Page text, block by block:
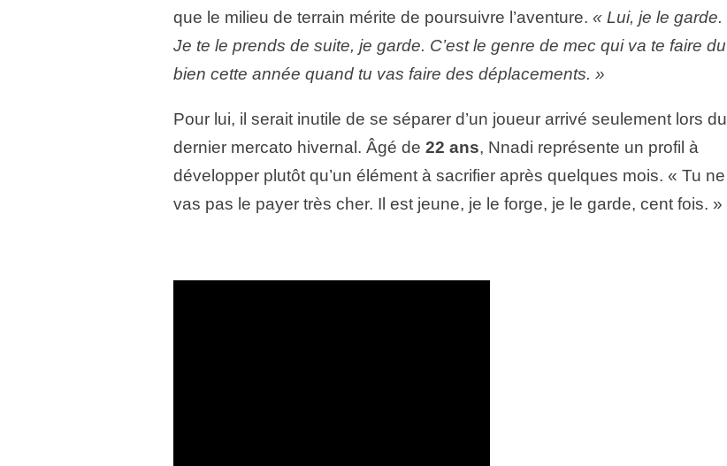
que le milieu de terrain mérite de poursuivre l’aventure. « Lui, je le garde.
Je te le prends de suite, je garde. C’est le genre de mec qui va te faire du
bien cette année quand tu vas faire des déplacements. »
Pour lui, il serait inutile de se séparer d’un joueur arrivé seulement lors du
dernier mercato hivernal. Âgé de 22 ans, Nnadi représente un profil à
développer plutôt qu’un élément à sacrifier après quelques mois. « Tu ne
vas pas le payer très cher. Il est jeune, je le forge, je le garde, cent fois. »